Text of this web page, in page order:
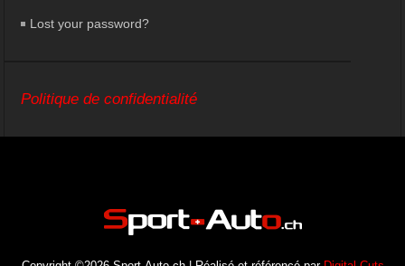
Lost your password?
Politique de confidentialité